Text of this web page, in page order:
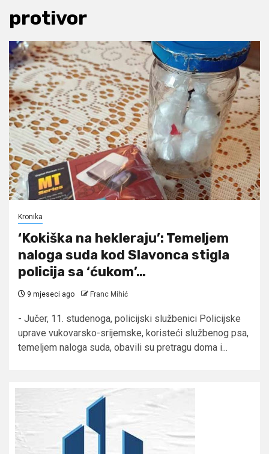
protivor
Kronika
‘Kokiška na hekleraju’: Temeljem
naloga suda kod Slavonca stigla
policija sa ‘ćukom’…
9 mjeseci ago Franc Mihić
- Jučer, 11. studenoga, policijski službenici Policijske
uprave vukovarsko-srijemske, koristeći službenog psa,
temeljem naloga suda, obavili su pretragu doma i...